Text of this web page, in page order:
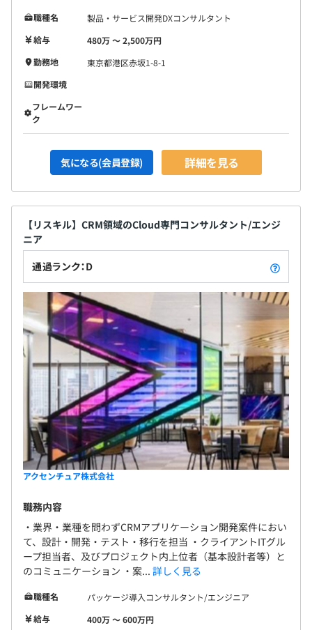
職種名
製品・サービス開発DXコンサルタント
給与
480万 〜 2,500万円
勤務地
東京都港区赤坂1-8-1
開発環境
フレームワー
ク
気になる(会員登録) 詳細を見る
【リスキル】CRM領域のCloud専門コンサルタント/エンジ
ニア
通過ランク：D
アクセンチュア株式会社
職務内容
・業界・業種を問わずCRMアプリケーション開発案件におい
て、設計・開発・テスト・移行を担当 ・クライアントITグル
ープ担当者、及びプロジェクト内上位者（基本設計者等）と
のコミュニケーション ・案... 詳しく見る
職種名
パッケージ導入コンサルタント/エンジニア
給与
400万 〜 600万円